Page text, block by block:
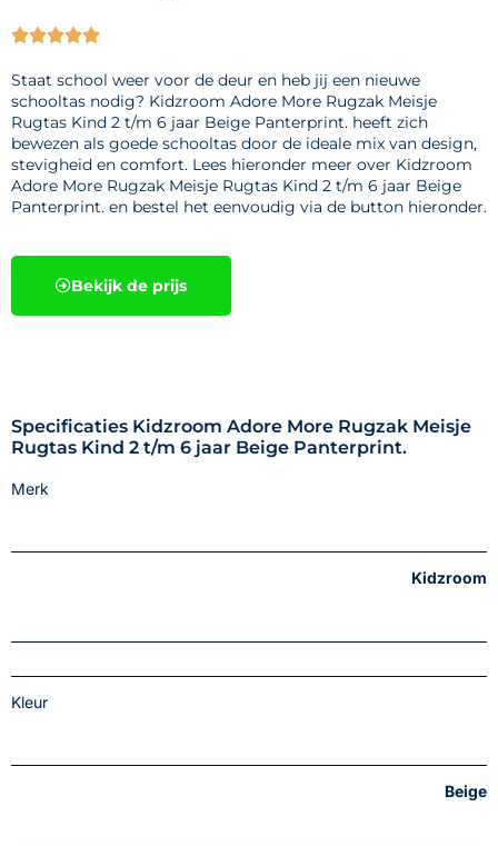

Staat school weer voor de deur en heb jij een nieuwe
schooltas nodig? Kidzroom Adore More Rugzak Meisje
Rugtas Kind 2 t/m 6 jaar Beige Panterprint. heeft zich
bewezen als goede schooltas door de ideale mix van design,
stevigheid en comfort. Lees hieronder meer over Kidzroom
Adore More Rugzak Meisje Rugtas Kind 2 t/m 6 jaar Beige
Panterprint. en bestel het eenvoudig via de button hieronder.
Bekijk de prijs
Specificaties Kidzroom Adore More Rugzak Meisje
Rugtas Kind 2 t/m 6 jaar Beige Panterprint.
Merk
Kidzroom
Kleur
Beige